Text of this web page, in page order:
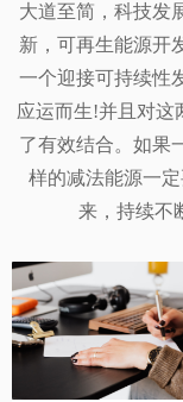
大道至简，科技发
新，可再生能源开
一个迎接可持续性
应运而生!并且对这
了有效结合。如果
样的减法能源一
来，持续不